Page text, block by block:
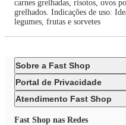
carnes grelhadas, risotos, ovos
grelhados. Indicações de uso:
legumes, frutas e sorvetes
Sobre a Fast Shop
Portal de Privacidade
Atendimento Fast Shop
Fast Shop nas Redes